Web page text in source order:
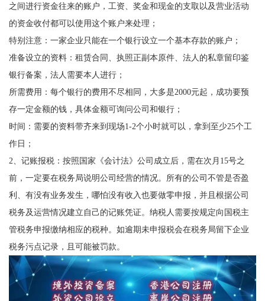
之间进行资金往来的账户，工资、奖金和现金的支取以及营业活动
的资金收付都可以使用这个账户来处理；
特别注意：一家企业只能在一个银行设立一个基本存款的账户；
准备设立的资料：租赁合同、执照正副本原件、法人的私章留印鉴
银行备案，法人需要本人进行；
所需费用：每个银行的费用不尽相同，大多是2000元起，成功要预
存一定金额的钱，具体金额可询问公司和银行；
时间：需要的资料带齐来到现场1-2个小时就可以，拿到至少25个工
作日；
2、记账报税：按照国家《会计法》公司成立后，需在次月15号之
前，一定要在税务局说明公司经营的情况。所有的公司不管是否盈
利、有没有业务发生，哪怕没有收入也要做零申报，并且根据公司
税务及运营情况建立自己的记账凭证。纳税人需要按规定向国税主
管税务申报缴纳相应的税种。如逾期未申报税会在税务局留下企业
税务污点记录，且可能被罚款。